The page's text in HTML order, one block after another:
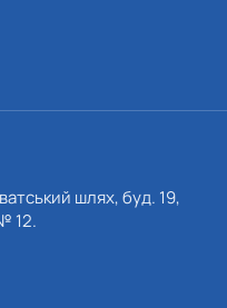
шлях, буд. 19,
12.